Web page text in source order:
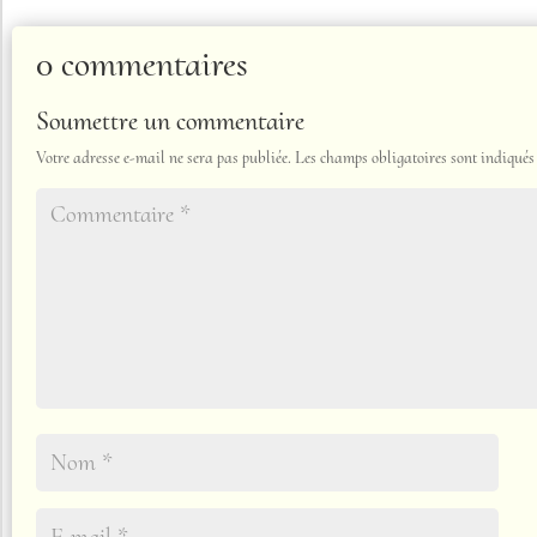
0 commentaires
Soumettre un commentaire
Votre adresse e-mail ne sera pas publiée. Les champs obligatoires sont